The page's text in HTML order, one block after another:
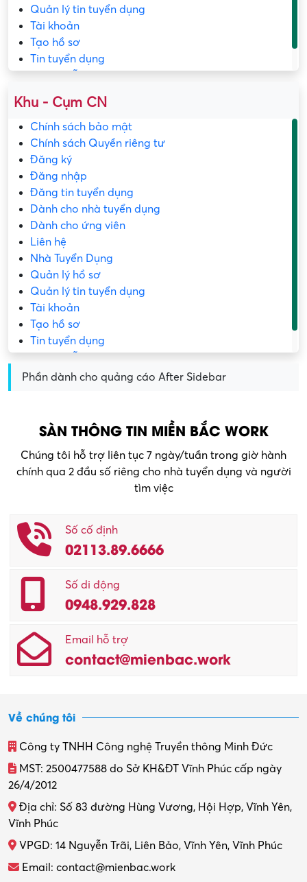
Quản lý tin tuyển dụng
Tài khoản
Tạo hồ sơ
Tin tuyển dụng
Khu - Cụm CN
Chính sách bảo mật
Chính sách Quyền riêng tư
Đăng ký
Đăng nhập
Đăng tin tuyển dụng
Dành cho nhà tuyển dụng
Dành cho ứng viên
Liên hệ
Nhà Tuyển Dụng
Quản lý hồ sơ
Quản lý tin tuyển dụng
Tài khoản
Tạo hồ sơ
Tin tuyển dụng
Phần dành cho quảng cáo After Sidebar
SÀN THÔNG TIN MIỀN BẮC WORK
Chúng tôi hỗ trợ liên tục 7 ngày/tuần trong giờ hành
chính qua 2 đầu số riêng cho nhà tuyển dụng và người
tìm việc
Số cố định
02113.89.6666
Số di động
0948.929.828
Email hỗ trợ
contact@mienbac.work
Về chúng tôi
Công ty TNHH Công nghệ Truyền thông Minh Đức
MST: 2500477588 do Sở KH&ĐT Vĩnh Phúc cấp ngày
26/4/2012
Địa chỉ: Số 83 đường Hùng Vương, Hội Hợp, Vĩnh Yên,
Vĩnh Phúc
VPGD: 14 Nguyễn Trãi, Liên Bảo, Vĩnh Yên, Vĩnh Phúc
Email: contact@mienbac.work